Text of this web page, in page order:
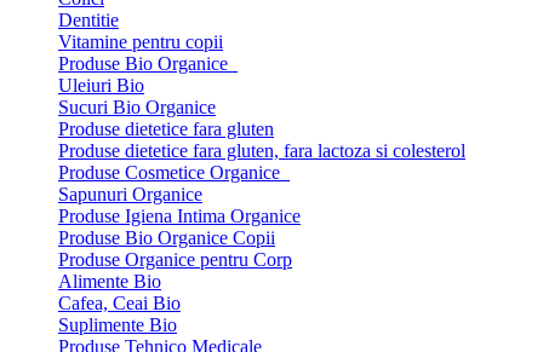
Dentitie
Vitamine pentru copii
Produse Bio Organice
Uleiuri Bio
Sucuri Bio Organice
Produse dietetice fara gluten
Produse dietetice fara gluten, fara lactoza si colesterol
Produse Cosmetice Organice
Sapunuri Organice
Produse Igiena Intima Organice
Produse Bio Organice Copii
Produse Organice pentru Corp
Alimente Bio
Cafea, Ceai Bio
Suplimente Bio
Produse Tehnico Medicale